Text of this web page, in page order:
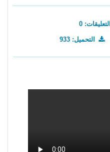
التعليقات: 0
التحميل: 933